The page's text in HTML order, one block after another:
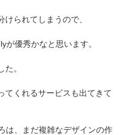
られてしまうので、
優秀かなと思います。
。
てくれるサービスも出てきて
は、まだ複雑なデザインの作